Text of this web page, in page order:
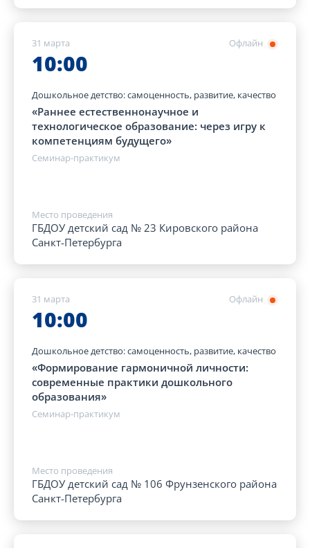
Офлайн
31 марта
10:00
Дошкольное детство: самоценность, развитие, качество
«Раннее естественнонаучное и
технологическое образование: через игру к
компетенциям будущего»
Семинар-практикум
Место проведения
ГБДОУ детский сад № 23 Кировского района
Санкт-Петербурга
Офлайн
31 марта
10:00
Дошкольное детство: самоценность, развитие, качество
«Формирование гармоничной личности:
современные практики дошкольного
образования»
Семинар-практикум
Место проведения
ГБДОУ детский сад № 106 Фрунзенского района
Санкт-Петербурга